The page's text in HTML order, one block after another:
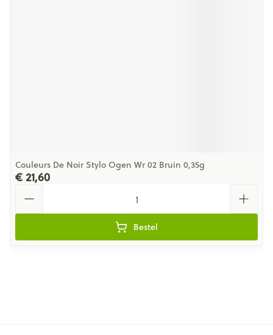
Couleurs De Noir Stylo Ogen Wr 02 Bruin 0,35g
€ 21,60
Bestel